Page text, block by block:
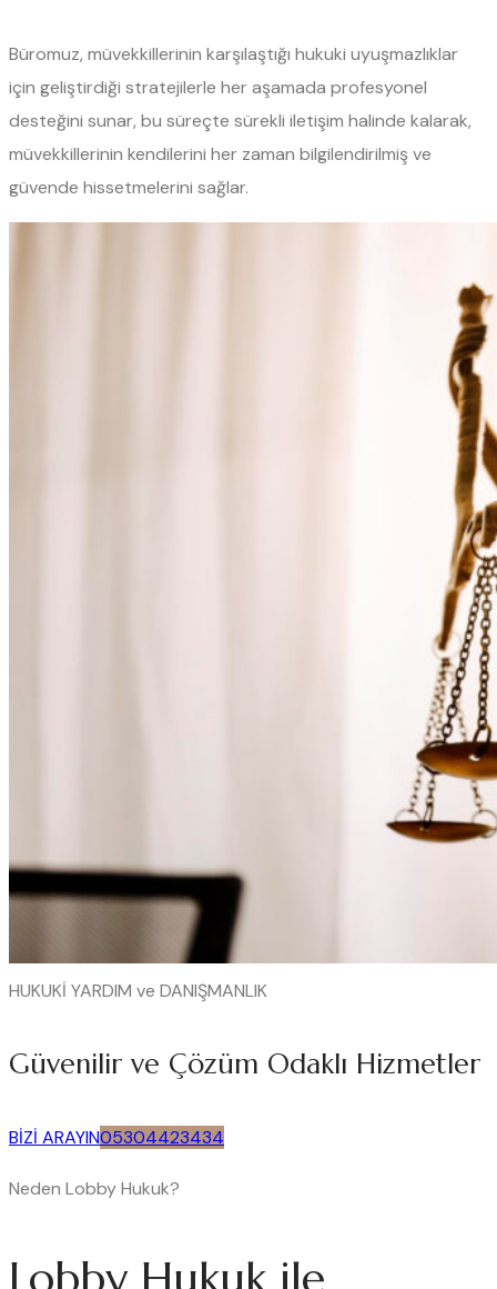
Büromuz, müvekkillerinin karşılaştığı hukuki uyuşmazlıklar
için geliştirdiği stratejilerle her aşamada profesyonel
desteğini sunar, bu süreçte sürekli iletişim halinde kalarak,
müvekkillerinin kendilerini her zaman bilgilendirilmiş ve
güvende hissetmelerini sağlar.
HUKUKİ YARDIM ve DANIŞMANLIK
Güvenilir ve Çözüm Odaklı Hizmetler
BİZİ ARAYIN05304423434
Neden Lobby Hukuk?
Lobby Hukuk ile